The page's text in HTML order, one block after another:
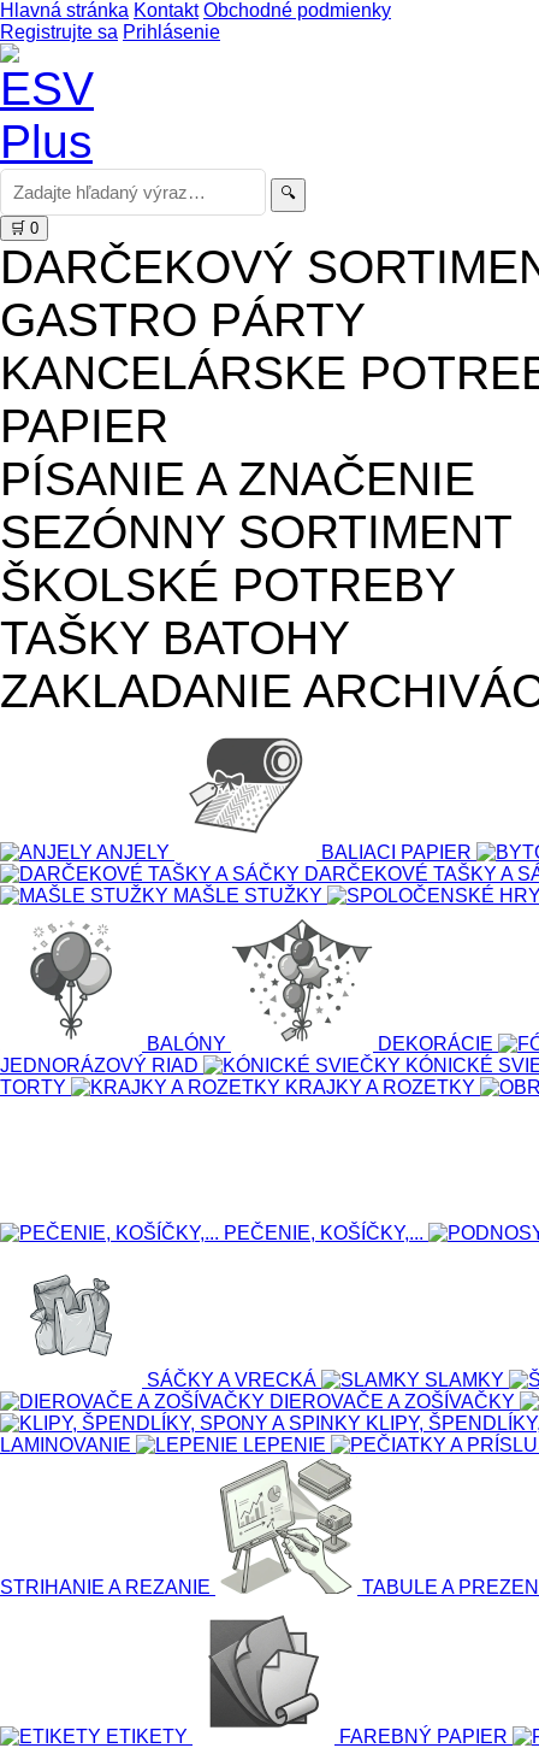
Hlavná stránka Kontakt Obchodné podmienky
Registrujte sa Prihlásenie
🔍
🛒 0
DARČEKOVÝ
GASTRO PÁRTY
KANCELÁRSKE
PAPIER
PÍSANIE A ZNAČENIE
SEZÓNNY SORTIMENT
ŠKOLSKÉ POTREBY
TAŠKY BATOHY
ZAKLADANIE
ANJELY
BALIACI PAPIER
DARČEKOVÉ TAŠKY A
MAŠLE STUŽKY
BALÓNY
DEKORÁCIE
JEDNORÁZOVÝ RIAD
KÓNICKÉ
TORTY
KRAJKY A ROZETKY
PEČENIE, KOŠÍČKY,...
SÁČKY A VRECKÁ
SLAMKY
DIEROVAČE A ZOŠÍVAČKY
KLIPY,
LAMINOVANIE
LEPENIE
STRIHANIE A REZANIE TABULE A
ETIKETY FAREBNÝ PAPIER